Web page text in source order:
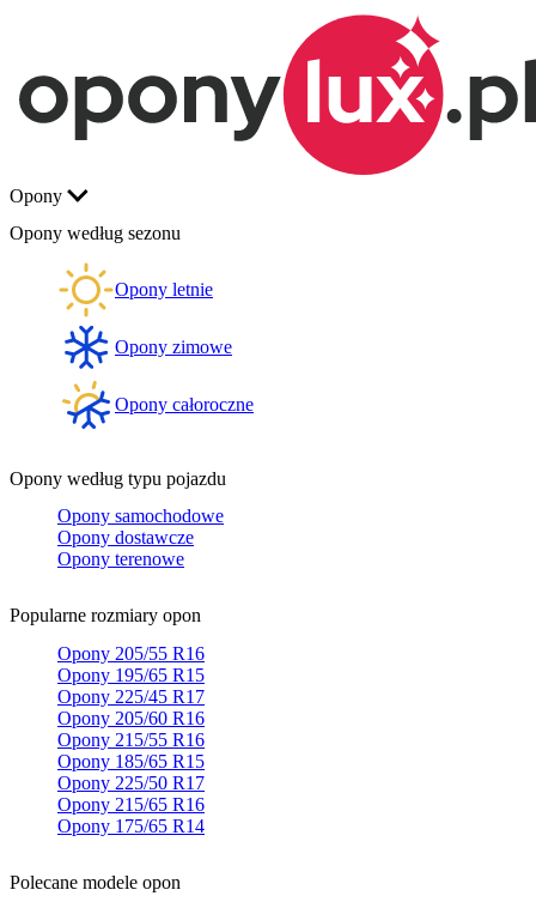
Opony
Opony według sezonu
Opony letnie
Opony zimowe
Opony całoroczne
Opony według typu pojazdu
Opony samochodowe
Opony dostawcze
Opony terenowe
Popularne rozmiary opon
Opony 205/55 R16
Opony 195/65 R15
Opony 225/45 R17
Opony 205/60 R16
Opony 215/55 R16
Opony 185/65 R15
Opony 225/50 R17
Opony 215/65 R16
Opony 175/65 R14
Polecane modele opon